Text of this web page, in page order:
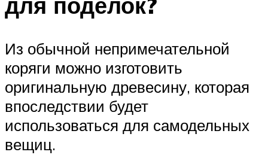
Из обычной непримечательной
коряги можно изготовить
оригинальную древесину, которая
впоследствии будет
использоваться для самодельных
вещиц.